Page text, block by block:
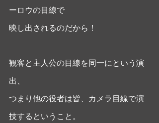
ーロウの目線で
映し出されるのだから！
観客と主人公の目線を同一にという演
出、
つまり他の役者は皆、カメラ目線で演
技するということ。